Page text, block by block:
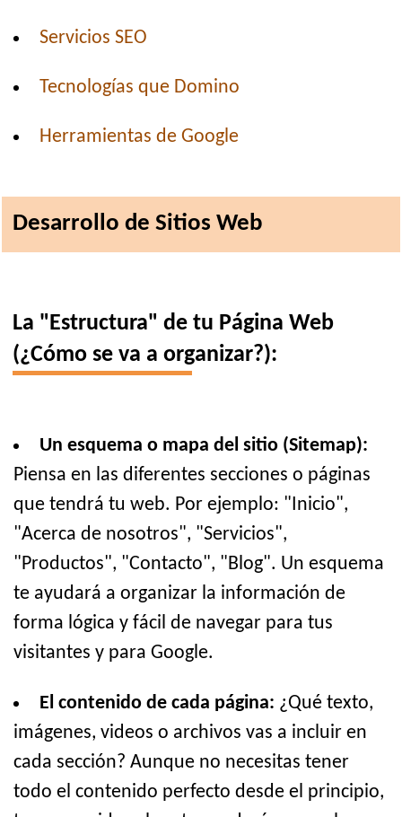
Servicios SEO
Tecnologías que Domino
Herramientas de Google
Desarrollo de Sitios Web
La "Estructura" de tu Página Web
(¿Cómo se va a organizar?):
Un esquema o mapa del sitio (Sitemap):
Piensa en las diferentes secciones o páginas
que tendrá tu web. Por ejemplo: "Inicio",
"Acerca de nosotros", "Servicios",
"Productos", "Contacto", "Blog". Un esquema
te ayudará a organizar la información de
forma lógica y fácil de navegar para tus
visitantes y para Google.
El contenido de cada página: ¿Qué texto,
imágenes, videos o archivos vas a incluir en
cada sección? Aunque no necesitas tener
todo el contenido perfecto desde el principio,